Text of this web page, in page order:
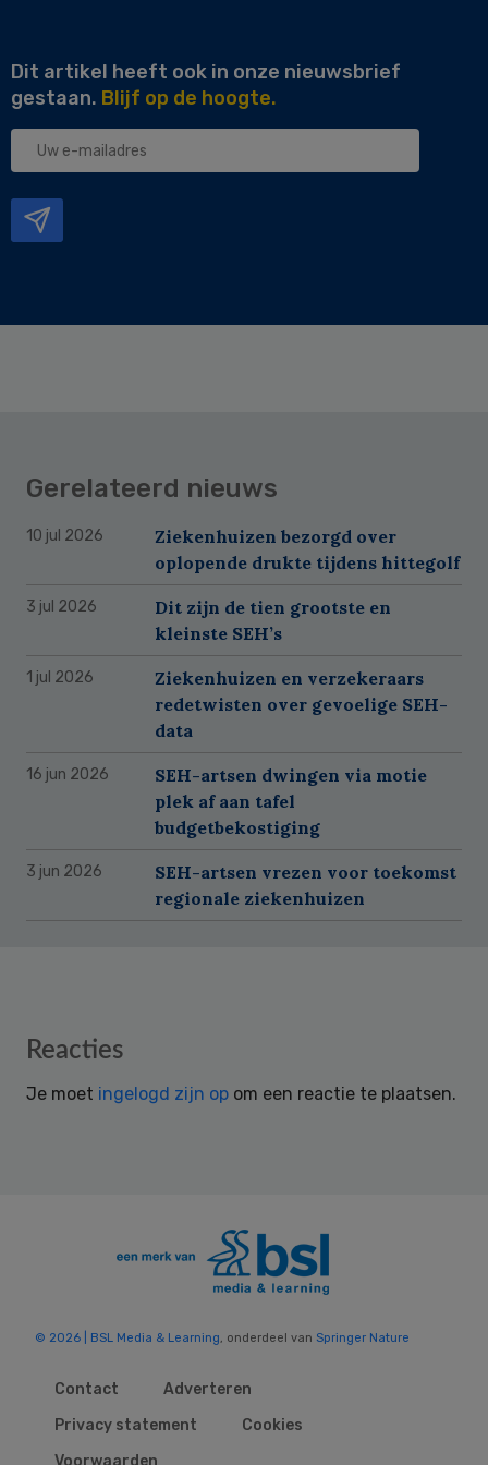
Dit artikel heeft ook in onze nieuwsbrief
gestaan. Blijf op de hoogte.
Uw
Gerelateerd nieuws
10 jul 2026
Ziekenhuizen bezorgd over
oplopende drukte tijdens hittegolf
3 jul 2026
Dit zijn de tien grootste en
kleinste SEH’s
1 jul 2026
Ziekenhuizen en verzekeraars
redetwisten over gevoelige SEH-
data
16 jun 2026
SEH-artsen dwingen via motie
plek af aan tafel
budgetbekostiging
3 jun 2026
SEH-artsen vrezen voor toekomst
regionale ziekenhuizen
Reader
Reacties
Je moet ingelogd zijn op om een reactie te plaatsen.
© 2026 | BSL Media & Learning , onderdeel van Springer Nature
Contact
Adverteren
Privacy statement
Cookies
Voorwaarden